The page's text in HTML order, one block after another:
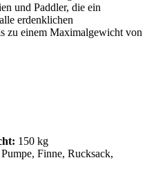
und Paddler, die ein
erdenklichen
zu einem Maximalgewicht von
150 kg
Finne, Rucksack,